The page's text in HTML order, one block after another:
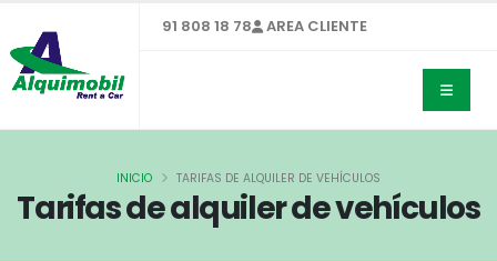
91 808 18 78 AREA CLIENTE
Tarifas de alquiler de vehículos
INICIO TARIFAS DE ALQUILER DE VEHÍCULOS